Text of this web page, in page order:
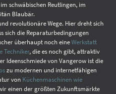
schwäbischen Reutlingen, im
Blaubär.
revolutionäre Wege. Hier dreht sich
sich die Reparaturbedingungen
überhaupt noch eineWerkstatt
Techniker, die es noch gibt, attraktiv
Ideenschmiede von Vangerow ist die
zu modernen und internetfähigen
von Küchenmaschinen wie
einen der größten Zukunftsmärkte